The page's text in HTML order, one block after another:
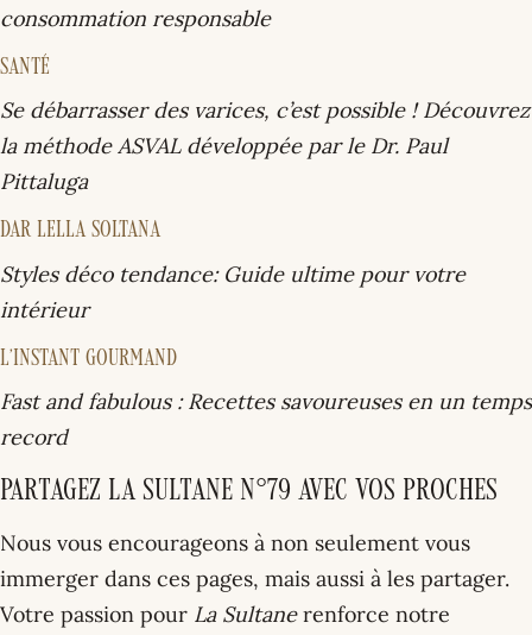
consommation responsable
SANTÉ
Se débarrasser des varices, c’est possible ! Découvrez
la méthode ASVAL développée par le Dr. Paul
Pittaluga
DAR LELLA SOLTANA
Styles déco tendance: Guide ultime pour votre
intérieur
L’INSTANT GOURMAND
Fast and fabulous : Recettes savoureuses en un temps
record
Partagez La Sultane N°79 avec vos proches
Nous vous encourageons à non seulement vous
immerger dans ces pages, mais aussi à les partager.
Votre passion pour La Sultanerenforce notre